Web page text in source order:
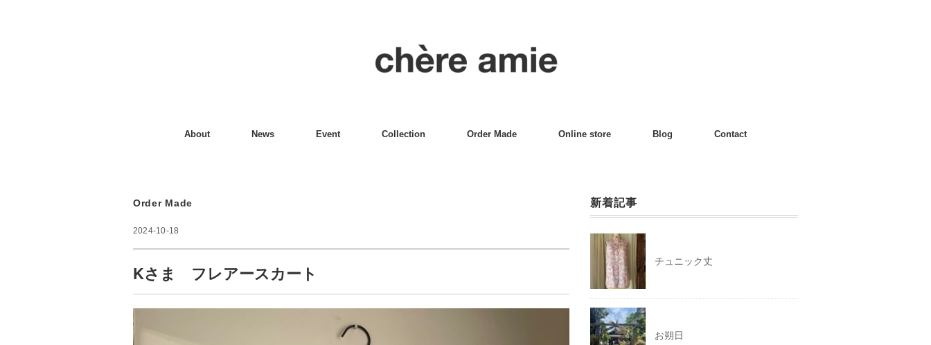
About News Event Collection Order Made Online store Blog Contact
Order Made
2024-10-18
Kさま フレアースカート
新着記事
チュニック丈
お朔日